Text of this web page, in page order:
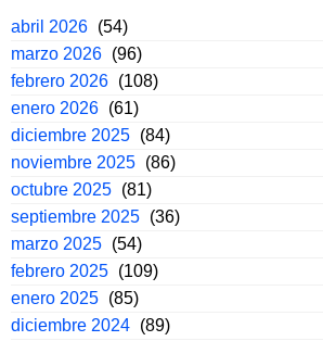
abril 2026 (54)
marzo 2026 (96)
febrero 2026 (108)
enero 2026 (61)
diciembre 2025 (84)
noviembre 2025 (86)
octubre 2025 (81)
septiembre 2025 (36)
marzo 2025 (54)
febrero 2025 (109)
enero 2025 (85)
diciembre 2024 (89)